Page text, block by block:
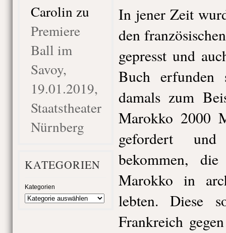
Carolin zu
Premiere
Ball im
Savoy,
19.01.2019,
Staatstheater
Nürnberg
KATEGORIEN
Kategorien
In jener Zeit
den
gepresst und
Buch erfunden
damals zum
Marokko 2000
gefordert und
bekommen,
Marokko in
lebten. Diese
Frankreich